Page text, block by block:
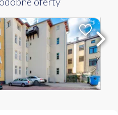
Powierzchnia
34.80 m2
Cena za m2
49 PLN
Śródmieście ul. Adama Mickiewicza